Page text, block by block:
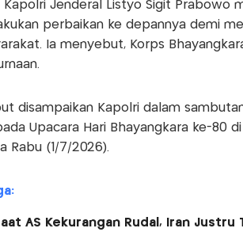
Jenderal Listyo Sigit Prabowo
perbaikan ke depannya demi
Ia menyebut, Korps
disampaikan Kapolri dalam
Upacara Hari Bhayangkara ke-80
Rabu (1/7/2026).
AS Kekurangan Rudal, Iran